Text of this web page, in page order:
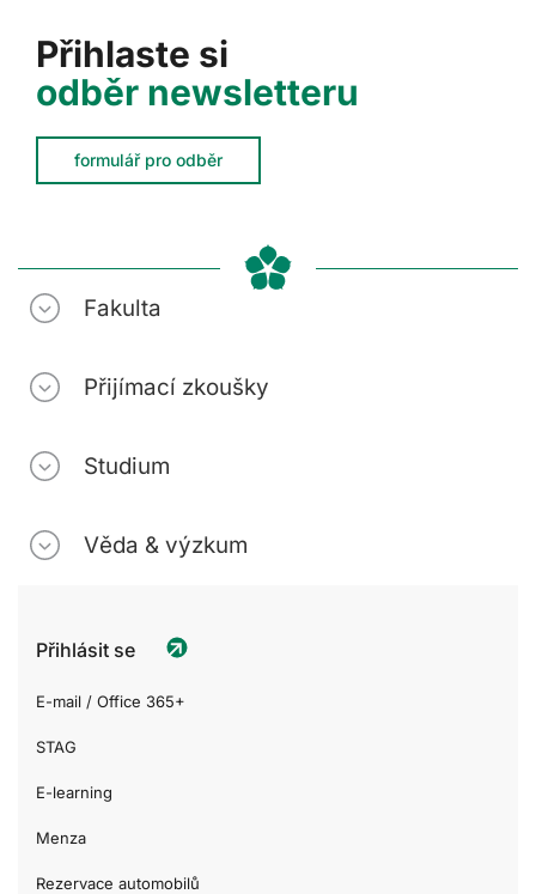
Přihlaste si
odběr newsletteru
formulář pro odběr
Fakulta
Přijímací zkoušky
Studium
Věda & výzkum
Přihlásit se
E-mail / Office 365+
STAG
E-learning
Menza
Rezervace automobilů